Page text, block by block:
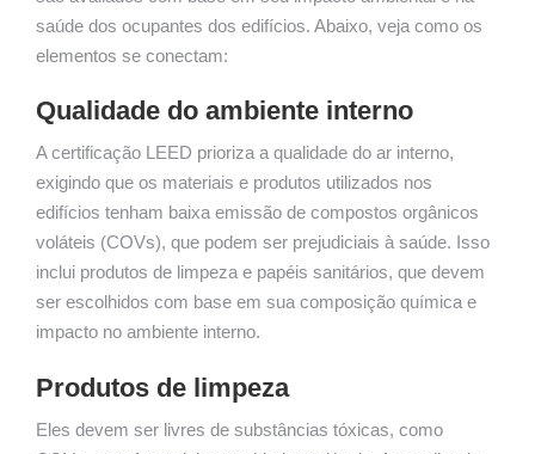
saúde dos ocupantes dos edifícios. Abaixo, veja como os
elementos se conectam:
Qualidade do ambiente interno
A certificação LEED prioriza a qualidade do ar interno,
exigindo que os materiais e produtos utilizados nos
edifícios tenham baixa emissão de compostos orgânicos
voláteis (COVs), que podem ser prejudiciais à saúde. Isso
inclui produtos de limpeza e papéis sanitários, que devem
ser escolhidos com base em sua composição química e
impacto no ambiente interno.
Produtos de limpeza
Eles devem ser livres de substâncias tóxicas, como